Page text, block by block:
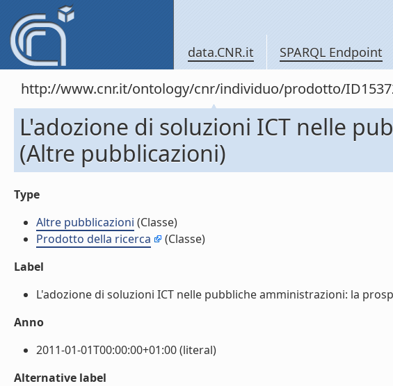
data.CNR.it SPARQL Endpoint
http://www.cnr.it/ontology/cnr/individuo/prodotto/
L'adozione di soluzioni ICT nelle
(Altre pubblicazioni)
Type
Altre pubblicazioni (Classe)
Prodotto della ricerca
(Classe)
Label
L'adozione di soluzioni ICT nelle pubbliche amministrazioni: la
Anno
2011-01-01T00:00:00+01:00 (literal)
Alternative label